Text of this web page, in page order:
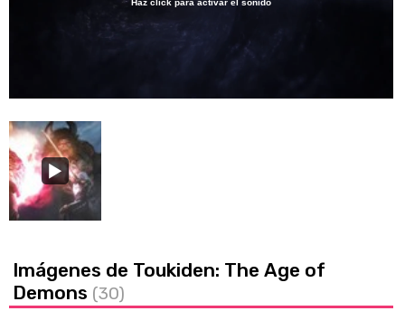
Imágenes de Toukiden: The Age of
Demons (30)